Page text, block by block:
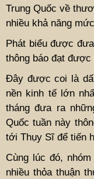
Trung Quốc về
nhiều khả năng
Phát biểu được
thông báo đạt
Đây được coi là
nền kinh tế lớn
tháng đưa ra
Quốc tuần này
tới Thụy Sĩ để tiến
Cùng lúc đó,
nhiều thỏa thuận